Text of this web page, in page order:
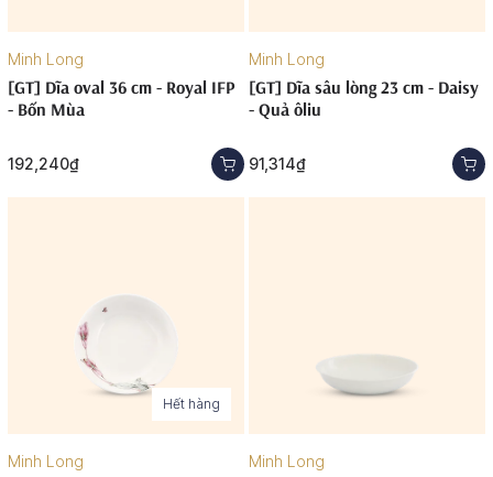
Minh Long
[GT] Dĩa oval 36 cm - Royal IFP
- Bốn Mùa
192,240₫
Minh Long
[GT] Dĩa sâu lòng 23 cm - Daisy
- Quả ôliu
91,314₫
Hết hàng
Minh Long Minh Long